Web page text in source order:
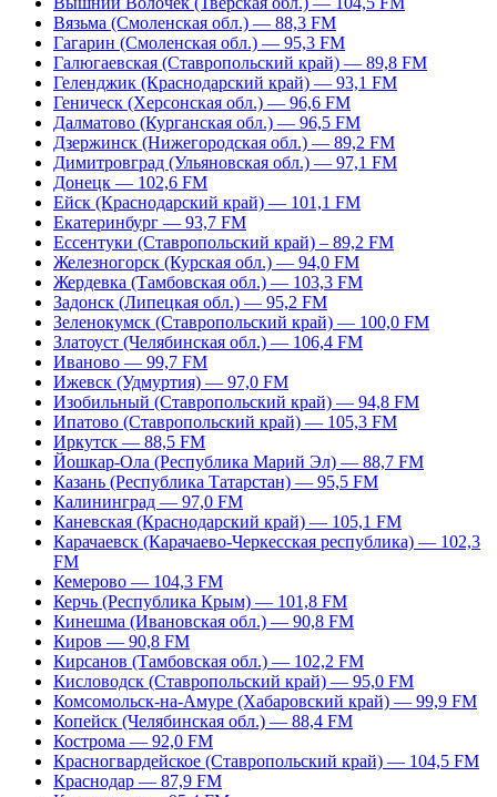
Вязьма (Смоленская обл.) — 88,3 FM
Гагарин (Смоленская обл.) — 95,3 FM
Галюгаевская (Ставропольский край) — 89,8 FM
Геленджик (Краснодарский край) — 93,1 FM
Геническ (Херсонская обл.) — 96,6 FM
Далматово (Курганская обл.) — 96,5 FM
Дзержинск (Нижегородская обл.) — 89,2 FM
Димитровград (Ульяновская обл.) — 97,1 FM
Донецк — 102,6 FM
Ейск (Краснодарский край) — 101,1 FM
Екатеринбург — 93,7 FM
Ессентуки (Ставропольский край) – 89,2 FM
Железногорск (Курская обл.) — 94,0 FM
Жердевка (Тамбовская обл.) — 103,3 FM
Задонск (Липецкая обл.) — 95,2 FM
Зеленокумск (Ставропольский край) — 100,0 FM
Златоуст (Челябинская обл.) — 106,4 FM
Иваново — 99,7 FM
Ижевск (Удмуртия) — 97,0 FM
Изобильный (Ставропольский край) — 94,8 FM
Ипатово (Ставропольский край) — 105,3 FM
Иркутск — 88,5 FM
Йошкар-Ола (Республика Марий Эл) — 88,7 FM
Казань (Республика Татарстан) — 95,5 FM
Калининград — 97,0 FM
Каневская (Краснодарский край) — 105,1 FM
Карачаевск (Карачаево-Черкесская республика) — 102,3
FM
Кемерово — 104,3 FM
Керчь (Республика Крым) — 101,8 FM
Кинешма (Ивановская обл.) — 90,8 FM
Киров — 90,8 FM
Кирсанов (Тамбовская обл.) — 102,2 FM
Кисловодск (Ставропольский край) — 95,0 FM
Комсомольск-на-Амуре (Хабаровский край) — 99,9 FM
Копейск (Челябинская обл.) — 88,4 FM
Кострома — 92,0 FM
Красногвардейское (Ставропольский край) — 104,5 FM
Краснодар — 87,9 FM